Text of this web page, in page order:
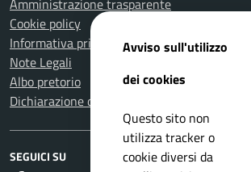
Amministrazione trasparente
Cookie policy
Informativa privacy
Note Legali
Albo pretorio
Dichiarazione di accessibilità
SEGUICI SU
Avviso sull'utilizzo
dei cookies
Questo sito non
utilizza tracker o
cookie diversi da